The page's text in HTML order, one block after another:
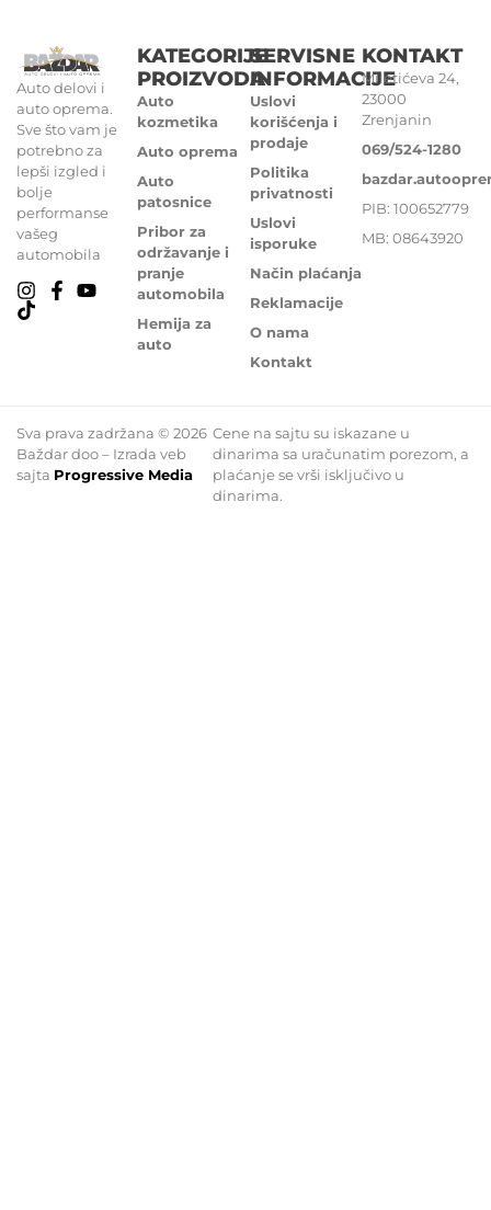
Auto delovi i
auto oprema.
Sve što vam je
potrebno za
lepši izgled i
bolje
performanse
vašeg
automobila
KATEGORIJE
PROIZVODA
Auto
kozmetika
Auto oprema
Auto
patosnice
Pribor za
održavanje i
pranje
automobila
Hemija za
auto
SERVISNE
INFORMACIJE
Uslovi
korišćenja i
prodaje
Politika
privatnosti
Uslovi
isporuke
Način plaćanja
Reklamacije
O nama
Kontakt
KONTAKT
Miletićeva 24,
23000
Zrenjanin
069/524-1280
PIB: 100652779
MB: 08643920
Sva prava zadržana © 2026
Baždar doo – Izrada veb
sajta Progressive Media
Cene na sajtu su iskazane u
dinarima sa uračunatim porezom, a
plaćanje se vrši isključivo u
dinarima.